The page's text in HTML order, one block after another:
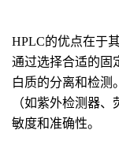
HPLC的优点在于
通过选择合适的固
白质的分离和检测
（如紫外检测器
敏度和准确性。